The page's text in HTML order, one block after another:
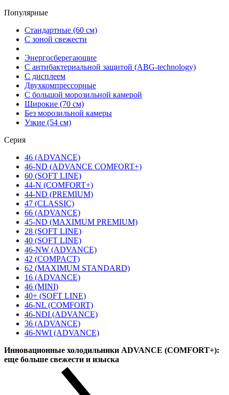
Популярные
Стандартные (60 см)
С зоной свежести
Энергосберегающие
С антибактериальной защитой (ABG-technology)
С дисплеем
Двухкомпрессорные
С большой морозильной камерой
Широкие (70 см)
Без морозильной камеры
Узкие (54 см)
Серия
46 (ADVANCE)
46-ND (ADVANCE COMFORT+)
60 (SOFT LINE)
44-N (COMFORT+)
44-ND (PREMIUM)
47 (CLASSIC)
66 (ADVANCE)
45-ND (MAXIMUM PREMIUM)
28 (SOFT LINE)
40 (SOFT LINE)
46-NW (ADVANCE)
42 (COMPACT)
62 (MAXIMUM STANDARD)
16 (ADVANCE)
46 (MINI)
40+ (SOFT LINE)
46-NL (COMFORT)
46-NDI (ADVANCE)
36 (ADVANCE)
46-NWI (ADVANCE)
Инновационные холодильники ADVANCE (COMFORT+):
еще больше свежести и изыска